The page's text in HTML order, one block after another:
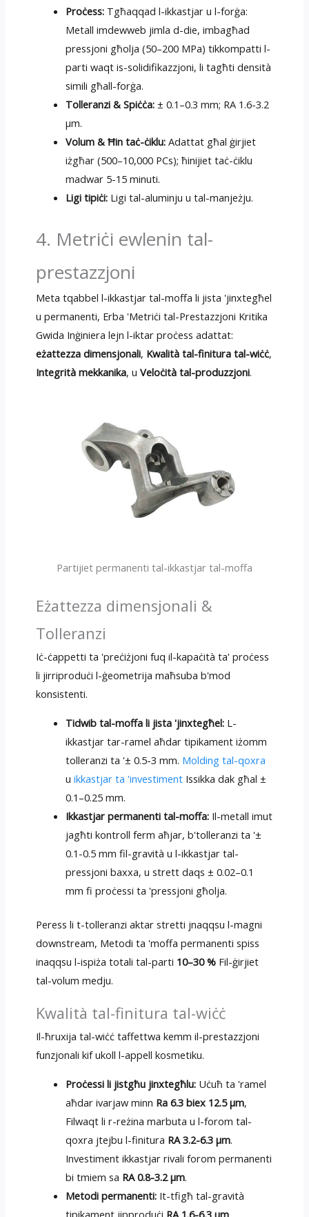
Proċess: Tgħaqqad l-ikkastjar u l-forġa:
Metall imdewweb jimla d-die, imbagħad
pressjoni għolja (50–200 MPa) tikkompatti l-
parti waqt is-solidifikazzjoni, li tagħti densità
simili għall-forġa.
Tolleranzi & Spiċċa: ± 0.1–0.3 mm; RA 1.6-3.2
µm.
Volum & Ħin taċ-ċiklu: Adattat għal ġirjiet
iżgħar (500–10,000 PCs); ħinijiet taċ-ċiklu
madwar 5-15 minuti.
Ligi tipiċi: Ligi tal-aluminju u tal-manjeżju.
4. Metriċi ewlenin tal-
prestazzjoni
Meta tqabbel l-ikkastjar tal-moffa li jista 'jinxtegħel
u permanenti, Erba 'Metriċi tal-Prestazzjoni Kritika
Gwida Inġiniera lejn l-iktar proċess adattat:
eżattezza dimensjonali, Kwalità tal-finitura tal-wiċċ,
Integrità mekkanika, u Veloċità tal-produzzjoni.
Partijiet permanenti tal-ikkastjar tal-moffa
Eżattezza dimensjonali &
Tolleranzi
Iċ-ċappetti ta 'preċiżjoni fuq il-kapaċità ta' proċess
li jirriproduċi l-ġeometrija maħsuba b'mod
konsistenti.
Tidwib tal-moffa li jista 'jinxtegħel: L-
ikkastjar tar-ramel aħdar tipikament iżomm
tolleranzi ta '± 0.5-3 mm. Molding tal-qoxra
uikkastjar ta 'investiment Issikka dak għal ±
0.1–0.25 mm.
Ikkastjar permanenti tal-moffa: Il-metall imut
jagħti kontroll ferm aħjar, b'tolleranzi ta '±
0.1-0.5 mm fil-gravità u l-ikkastjar tal-
pressjoni baxxa, u strett daqs ± 0.02–0.1
mm fi proċessi ta 'pressjoni għolja.
Peress li t-tolleranzi aktar stretti jnaqqsu l-magni
downstream, Metodi ta 'moffa permanenti spiss
inaqqsu l-ispiża totali tal-parti 10–30 %Fil-ġirjiet
tal-volum medju.
Kwalità tal-finitura tal-wiċċ
Il-ħruxija tal-wiċċ taffettwa kemm il-prestazzjoni
funzjonali kif ukoll l-appell kosmetiku.
Proċessi li jistgħu jinxtegħlu: Uċuħ ta 'ramel
aħdar ivarjaw minn Ra 6.3 biex 12.5 µm,
Filwaqt li r-reżina marbuta u l-forom tal-
qoxra jtejbu l-finitura RA 3.2-6.3 µm.
Investiment ikkastjar rivali forom permanenti
bi tmiem sa RA 0.8-3.2 µm.
Metodi permanenti: It-tfigħ tal-gravità
tipikament jipproduċi RA 1.6-6.3 µm